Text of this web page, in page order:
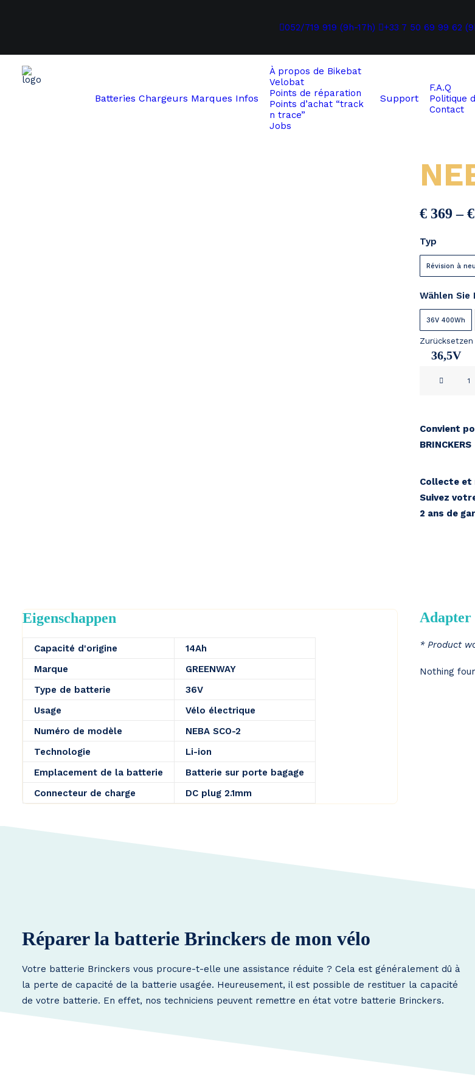
052/719 919 (9h-17h) +33 7 50 69 99 62
Batteries Chargeurs Marques Infos
À propos de Bikebat
Velobat
Points de réparation
Points d’achat “track
n trace”
Jobs
Support
F.A.Q
Politique
Contact
€ 369 –€
Typ
Révision à
Wählen Sie
36V 400Wh
36,5V
11Ah
Zurücksetzen
Convient
BRINCKERS
Collecte
Suivez
2 ans de
Eigenschappen
Capacité d'origine
14Ah
Marque
GREENWAY
Type de batterie
36V
Usage
Vélo électrique
Numéro de modèle
NEBA SCO-2
Technologie
Li-ion
Emplacement de la batterie
Batterie sur porte bagage
Connecteur de charge
DC plug 2.1mm
Adapter
* Product
Nothing
Réparer la batterie Brinckers de mon vélo
Votre batterie Brinckers vous procure-t-elle une assistance réduite ? Cela est généralement dû à
la perte de capacité de la batterie usagée. Heureusement, il est possible de restituer la capacité
de votre batterie. En effet, nos techniciens peuvent remettre en état votre batterie Brinckers.